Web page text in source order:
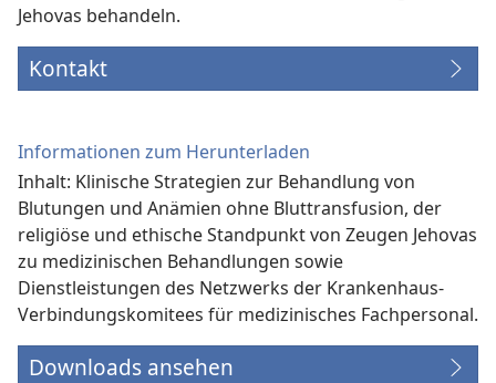
Jehovas behandeln.
Kontakt
Informationen zum Herunterladen
Inhalt: Klinische Strategien zur Behandlung von
Blutungen und Anämien ohne Bluttransfusion, der
religiöse und ethische Standpunkt von Zeugen Jehovas
zu medizinischen Behandlungen sowie
Dienstleistungen des Netzwerks der Krankenhaus-
Verbindungs­komitees für medizinisches Fachpersonal.
Downloads ansehen